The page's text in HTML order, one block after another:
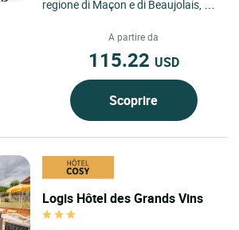
regione di Maçon e di Beaujolais, a
minuti dall’uscita...
A partire da
115.22 USD
Scoprire
Logis Hôtel des Grands Vins